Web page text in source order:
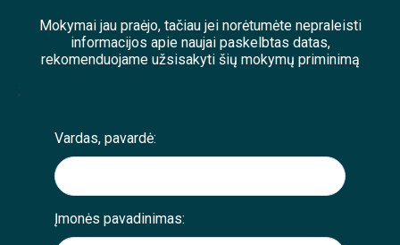
Mokymai jau praėjo, tačiau jei norėtumėte nepraleisti
informacijos apie naujai paskelbtas datas,
rekomenduojame užsisakyti šių mokymų priminimą
;
Vardas, pavardė:
Įmonės pavadinimas: